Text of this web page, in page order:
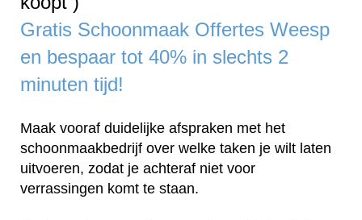
Gratis Schoonmaak Offertes Weesp
en bespaar tot 40% in slechts 2
minuten tijd!
Maak vooraf duidelijke afspraken met het
schoonmaakbedrijf over welke taken je wilt laten
uitvoeren, zodat je achteraf niet voor
verrassingen komt te staan.